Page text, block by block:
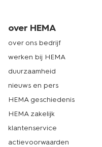
over HEMA
over ons bedrijf
werken bij HEMA
duurzaamheid
nieuws en pers
HEMA geschiedenis
HEMA zakelijk
klantenservice
actievoorwaarden